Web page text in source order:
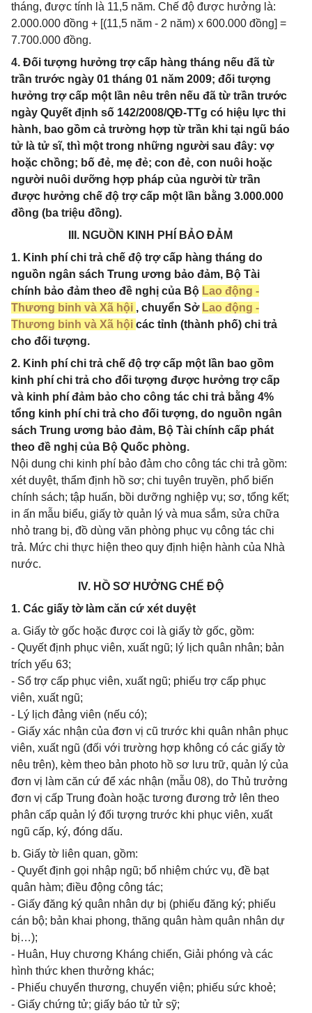
tháng, được tính là 11,5 năm. Chế độ được hưởng là:
2.000.000 đồng + [(11,5 năm - 2 năm) x 600.000 đồng] =
7.700.000 đồng.
4. Đối tượng hưởng trợ cấp hàng tháng nếu đã từ
trần trước ngày 01 tháng 01 năm 2009; đối tượng
hưởng trợ cấp một lần nêu trên nếu đã từ trần trước
ngày Quyết định số 142/2008/QĐ-TTg có hiệu lực thi
hành, bao gồm cả trường hợp từ trần khi tại ngũ báo
tử là tử sĩ, thì một trong những người sau đây: vợ
hoặc chồng; bố đẻ, mẹ đẻ; con đẻ, con nuôi hoặc
người nuôi dưỡng hợp pháp của người từ trần
được hưởng chế độ trợ cấp một lần bằng 3.000.000
đồng (ba triệu đồng).
III. NGUỒN KINH PHÍ BẢO ĐẢM
1. Kinh phí chi trả chế độ trợ cấp hàng tháng do
nguồn ngân sách Trung ương bảo đảm, Bộ Tài
chính bảo đảm theo đề nghị của Bộ Lao động -
Thương binh và Xã hội , chuyển Sở Lao động -
Thương binh và Xã hội các tỉnh (thành phố) chi trả
cho đối tượng.
2. Kinh phí chi trả chế độ trợ cấp một lần bao gồm
kinh phí chi trả cho đối tượng được hưởng trợ cấp
và kinh phí đảm bảo cho công tác chi trả bằng 4%
tổng kinh phí chi trả cho đối tượng, do nguồn ngân
sách Trung ương bảo đảm, Bộ Tài chính cấp phát
theo đề nghị của Bộ Quốc phòng.
Nội dung chi kinh phí bảo đảm cho công tác chi trả gồm:
xét duyệt, thẩm định hồ sơ; chi tuyên truyền, phổ biến
chính sách; tập huấn, bồi dưỡng nghiệp vụ; sơ, tổng kết;
in ấn mẫu biểu, giấy tờ quản lý và mua sắm, sửa chữa
nhỏ trang bị, đồ dùng văn phòng phục vụ công tác chi
trả. Mức chi thực hiện theo quy định hiện hành của Nhà
nước.
IV. HỒ SƠ HƯỞNG CHẾ ĐỘ
1. Các giấy tờ làm căn cứ xét duyệt
a. Giấy tờ gốc hoặc được coi là giấy tờ gốc, gồm:
- Quyết định phục viên, xuất ngũ; lý lịch quân nhân; bản
trích yếu 63;
- Sổ trợ cấp phục viên, xuất ngũ; phiếu trợ cấp phục
viên, xuất ngũ;
- Lý lịch đảng viên (nếu có);
- Giấy xác nhận của đơn vị cũ trước khi quân nhân phục
viên, xuất ngũ (đối với trường hợp không có các giấy tờ
nêu trên), kèm theo bản photo hồ sơ lưu trữ, quản lý của
đơn vị làm căn cứ để xác nhận (mẫu 08), do Thủ trưởng
đơn vị cấp Trung đoàn hoặc tương đương trở lên theo
phân cấp quản lý đối tượng trước khi phục viên, xuất
ngũ cấp, ký, đóng dấu.
b. Giấy tờ liên quan, gồm:
- Quyết định gọi nhập ngũ; bổ nhiệm chức vụ, đề bạt
quân hàm; điều động công tác;
- Giấy đăng ký quân nhân dự bị (phiếu đăng ký; phiếu
cán bộ; bản khai phong, thăng quân hàm quân nhân dự
bị…);
- Huân, Huy chương Kháng chiến, Giải phóng và các
hình thức khen thưởng khác;
- Phiếu chuyển thương, chuyển viện; phiếu sức khoẻ;
- Giấy chứng tử; giấy báo tử tử sỹ;